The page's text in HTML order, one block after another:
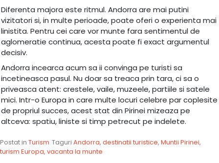
Diferenta majora este ritmul. Andorra are mai putini
vizitatori si, in multe perioade, poate oferi o experienta mai
linistita. Pentru cei care vor munte fara sentimentul de
aglomeratie continua, acesta poate fi exact argumentul
decisiv.
Andorra incearca acum sa ii convinga pe turisti sa
incetineasca pasul. Nu doar sa treaca prin tara, ci sa o
priveasca atent: crestele, vaile, muzeele, partiile si satele
mici. Intr-o Europa in care multe locuri celebre par coplesite
de propriul succes, acest stat din Pirinei mizeaza pe
altceva: spatiu, liniste si timp petrecut pe indelete.
Postat in Turism Taguri Andorra, destinatii turistice, Muntii Pirinei,
turism Europa, vacanta la munte